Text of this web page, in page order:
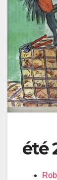
été